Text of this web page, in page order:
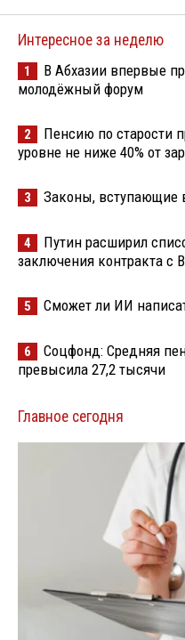
Интересное за неделю
1
В Абхазии впервые
молодёжный форум
2
Пенсию по старости
уровне не ниже 40% от
3 Законы, вступающие
4
Путин расширил
заключения контракта с
5 Сможет ли ИИ
6
Соцфонд: Средняя
превысила 27,2 тысячи
Главное сегодня